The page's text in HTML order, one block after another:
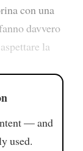
con una
davvero
la
— and
used.